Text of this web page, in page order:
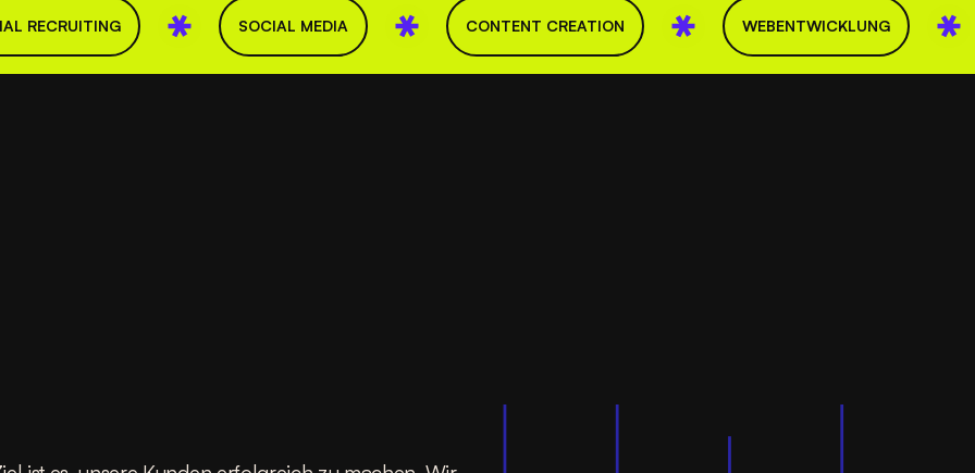
RECRUITING SOCIAL MEDIA CONTENT CREATION WEBENTWICKLUNG